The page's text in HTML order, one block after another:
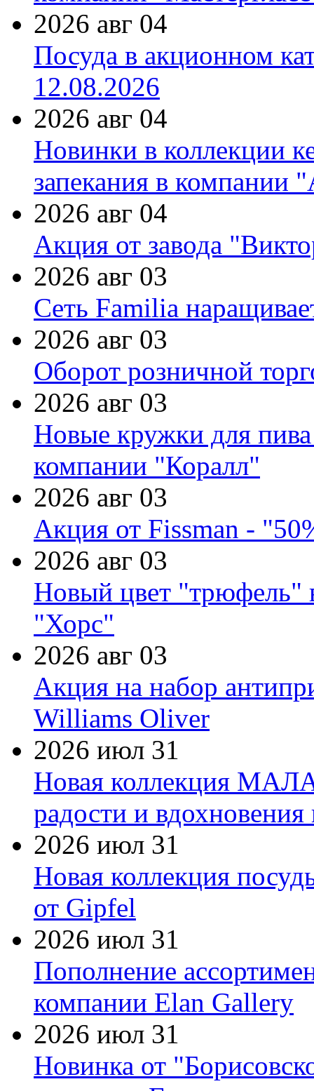
2026 авг 04
Посуда в акционном
12.08.2026
2026 авг 04
Новинки в коллекции
запекания в компании
2026 авг 04
Акция от завода
2026 авг 03
Сеть Familia
2026 авг 03
Оборот розничной
2026 авг 03
Новые кружки для
компании "Коралл"
2026 авг 03
Акция от Fissman -
2026 авг 03
Новый цвет "трюфель"
"Хорс"
2026 авг 03
Акция на набор
Williams Oliver
2026 июл 31
Новая коллекция
радости и
2026 июл 31
Новая коллекция
от Gipfel
2026 июл 31
Пополнение
компании Elan Gallery
2026 июл 31
Новинка от